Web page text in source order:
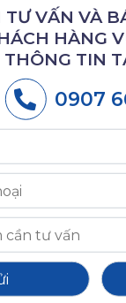
khẩu,
5/4″-
để được
Uyên,
VẤN VÀ
HÀNG
THÔNG TIN
0907